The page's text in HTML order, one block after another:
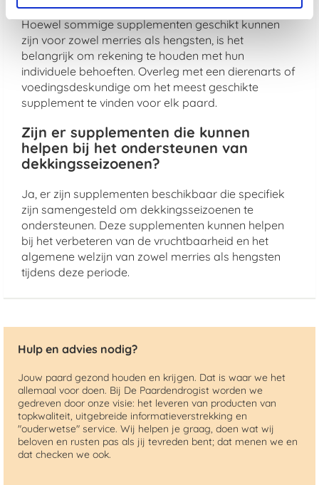
Hoewel sommige supplementen geschikt kunnen
zijn voor zowel merries als hengsten, is het
belangrijk om rekening te houden met hun
individuele behoeften. Overleg met een dierenarts of
voedingsdeskundige om het meest geschikte
supplement te vinden voor elk paard.
Zijn er supplementen die kunnen
helpen bij het ondersteunen van
dekkingsseizoenen?
Ja, er zijn supplementen beschikbaar die specifiek
zijn samengesteld om dekkingsseizoenen te
ondersteunen. Deze supplementen kunnen helpen
bij het verbeteren van de vruchtbaarheid en het
algemene welzijn van zowel merries als hengsten
tijdens deze periode.
Hulp en advies nodig?
Jouw paard gezond houden en krijgen. Dat is waar we het
allemaal voor doen. Bij De Paardendrogist worden we
gedreven door onze visie: het leveren van producten van
topkwaliteit, uitgebreide informatieverstrekking en
"ouderwetse" service. Wij helpen je graag, doen wat wij
beloven en rusten pas als jij tevreden bent; dat menen we en
dat checken we ook.